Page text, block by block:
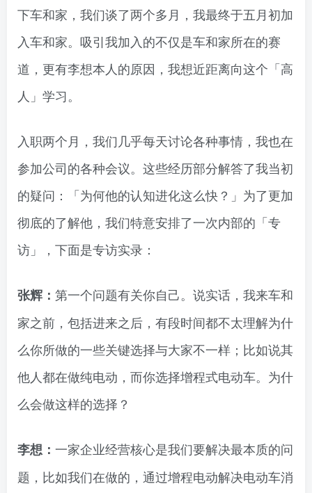
下车和家，我们谈了两个多月，我最终于五月初加
入车和家。吸引我加入的不仅是车和家所在的赛
道，更有李想本人的原因，我想近距离向这个「高
人」学习。
入职两个月，我们几乎每天讨论各种事情，我也在
参加公司的各种会议。这些经历部分解答了我当初
的疑问：「为何他的认知进化这么快？」为了更加
彻底的了解他，我们特意安排了一次内部的「专
访」，下面是专访实录：
张辉： 第一个问题有关你自己。说实话，我来车和
家之前，包括进来之后，有段时间都不太理解为什
么你所做的一些关键选择与大家不一样；比如说其
他人都在做纯电动，而你选择增程式电动车。为什
么会做这样的选择？
李想： 一家企业经营核心是我们要解决最本质的问
题，比如我们在做的，通过增程电动解决电动车消